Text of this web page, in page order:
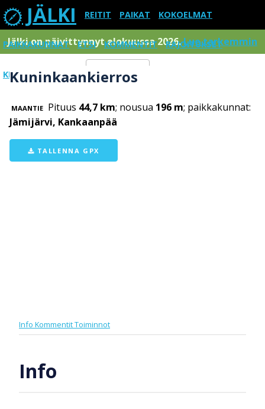
JÄLKI REITIT PAIKAT KOKOELMAT
PAIKKAKUNNAT ETSI KOMMENTIT RAJOITUKSET
KIRJAUDU SISÄÄN Menu
Jälki on päivittynnyt elokuussa 2026.Lue tarkemmin
Kuninkaankierros
MAANTIE Pituus 44,7 km; nousua 196 m; paikkakunnat:
Jämijärvi, Kankaanpää
TALLENNA GPX
Info KommentitToiminnot
Info